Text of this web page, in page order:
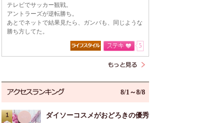
テレビでサッカー観戦。
アントラーズが逆転勝ち。
あとでネットで結果見たら、ガンバも、同じような
勝ち方してた。
5
8/1～8/8
ダイソーコスメがおどろきの優秀